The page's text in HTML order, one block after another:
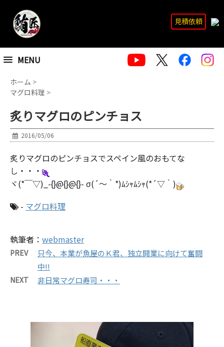
MENU
見積依頼
ホーム >
マグロ料理 >
炙りマグロのピンチョス
2016/05/06
炙りマグロのピンチョスでスペイン風のおもてな
し・・・
ヾ(*￣▽)_-{}@{}@{}- σ(´～｀*)ﾑｼｬﾑｼｬ(*´▽｀)
- マグロ料理
執筆者： webmaster
PREV
只今、本業が魚屋のＫ君、独立開業に向けて奮闘
中!!
NEXT 非日常マグロ寿司・・・